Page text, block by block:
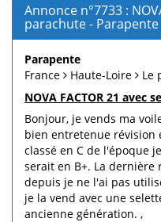
Annonce n°7733 :
parachute - Parapente
Parapente
France
Haute-Loire Le
NOVA FACTOR 21 avec
Bonjour, je vends ma
bien entretenue révision
classé en C de l'époque
serait en B+. La dernière
depuis je ne l'ai pas
je la vend avec une
ancienne génération. ,